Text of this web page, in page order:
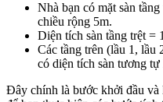
Nhà bạn có mặt sàn
chiều rộng 5m.
Diện tích sàn tầng trệt =
Các tầng trên (lầu 1, lầu
có diện tích sàn tương tự
Đây chính là bước khởi đầu và